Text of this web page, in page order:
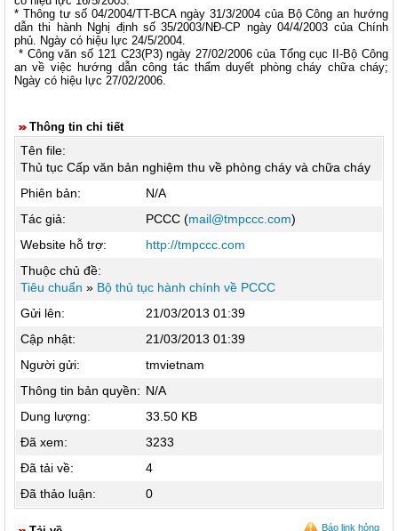
* Thông tư số 04/2004/TT-BCA ngày 31/3/2004 của Bộ Công an hướng
dẫn thi hành Nghị định số 35/2003/NĐ-CP ngày 04/4/2003 của Chính
phủ. Ngày có hiệu lực 24/5/2004.
* Công văn số 121 C23(P3) ngày 27/02/2006 của Tổng cục II-Bộ Công
an về việc hướng dẫn công tác thẩm duyết phòng cháy chữa cháy;
Ngày có hiệu lực 27/02/2006.
Thông tin chi tiết
Tên file:
Thủ tục Cấp văn bản nghiệm thu về phòng cháy và chữa cháy
Phiên bản:
N/A
Tác giả:
PCCC (mail@tmpccc.com)
Website hỗ trợ:
http://tmpccc.com
Thuộc chủ đề:
Tiêu chuẩn » Bộ thủ tục hành chính về PCCC
Gửi lên:
21/03/2013 01:39
Cập nhật:
21/03/2013 01:39
Người gửi:
tmvietnam
Thông tin bản quyền: N/A
Dung lượng:
33.50 KB
Đã xem:
3233
Đã tải về:
4
Đã thảo luận:
0
Báo link hỏng